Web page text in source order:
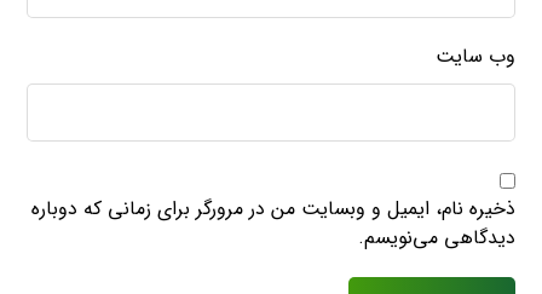
وب‌ سایت
ذخیره نام، ایمیل و وبسایت من در مرورگر برای زمانی که دوباره
دیدگاهی می‌نویسم.